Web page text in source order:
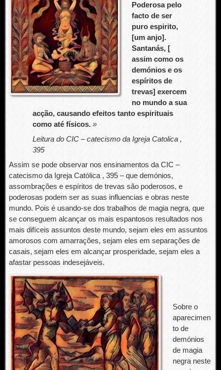
Poderosa pelo
facto de ser
puro espirito,
[um anjo].
Santanás, [
assim como os
demónios e os
espíritos de
trevas] exercem
no mundo a sua
acção, causando efeitos tanto espirituais
como até físicos.»
Leitura do CIC – catecismo da Igreja Catolica ,
395
Assim se pode observar nos ensinamentos da CIC –
catecismo da Igreja Católica , 395 – que demónios,
assombrações e espíritos de trevas são poderosos, e
poderosas podem ser as suas influencias e obras neste
mundo. Pois é usando-se dos trabalhos de magia negra, que
se conseguem alcançar os mais espantosos resultados nos
mais difíceis assuntos deste mundo, sejam eles em assuntos
amorosos com amarrações, sejam eles em separações de
casais, sejam eles em alcançar prosperidade, sejam eles a
afastar pessoas indesejáveis.
Sobre o
aparecimen
to de
demónios
de magia
negra neste